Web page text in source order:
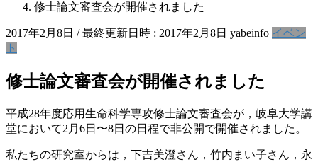
修士論文審査会が開催されました
2017年2月8日 / 最終更新日時 : 2017年2月8日 yabeinfo イベン
ト
修士論文審査会が開催されました
平成28年度応用生命科学専攻修士論文審査会が，岐阜大学講
堂において2月6日〜8日の日程で非公開で開催されました。
私たちの研究室からは，下吉美澄さん，竹内まい子さん，永